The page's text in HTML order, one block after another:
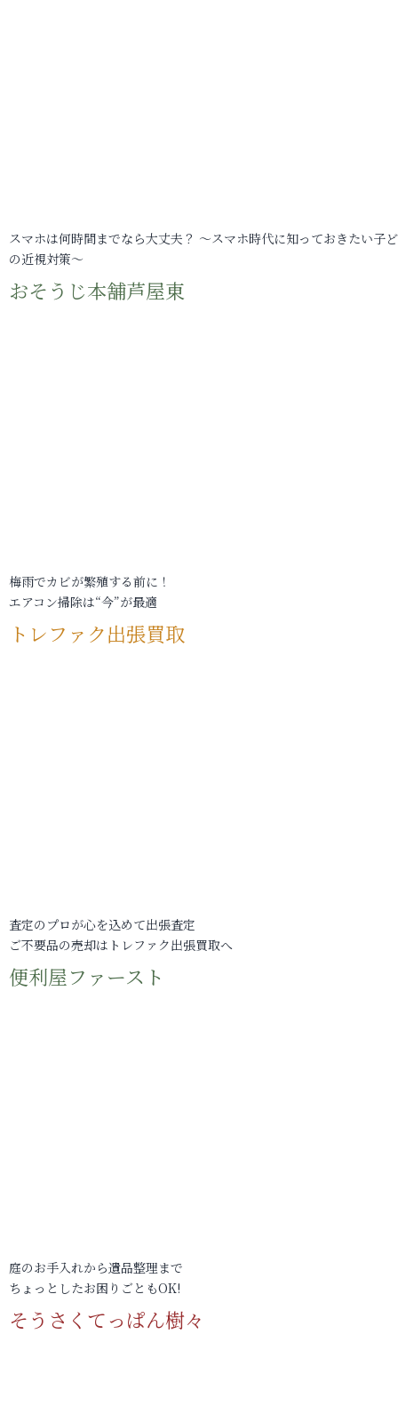
スマホは何時間までなら大丈夫？ ～スマホ時代に知っておきたい子
の近視対策～
おそうじ本舗芦屋東
梅雨でカビが繁殖する前に！
エアコン掃除は“今”が最適
トレファク出張買取
査定のプロが心を込めて出張査定
ご不要品の売却はトレファク出張買取へ
便利屋ファースト
庭のお手入れから遺品整理まで
ちょっとしたお困りごともOK!
そうさくてっぱん樹々